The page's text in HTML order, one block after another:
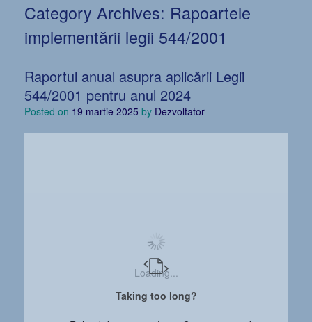
Category Archives: Rapoartele
implementării legii 544/2001
Raportul anual asupra aplicării Legii
544/2001 pentru anul 2024
Posted on 19 martie 2025 by Dezvoltator
Loading...
Taking too long?